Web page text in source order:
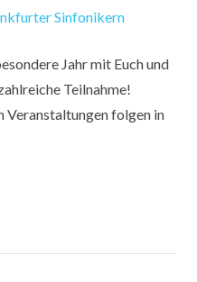
Sinfonikern
Jahr mit Euch und
Teilnahme!
Veranstaltungen folgen in